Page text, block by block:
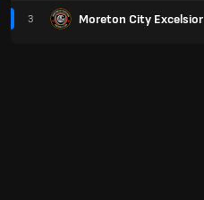
3 Moreton City Excelsior